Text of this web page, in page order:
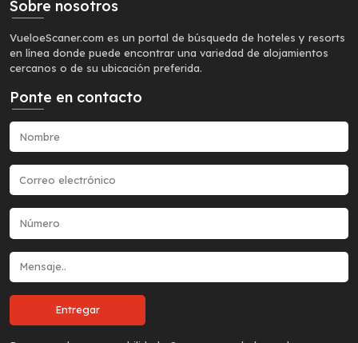
Sobre nosotros
VueloeScaner.com es un portal de búsqueda de hoteles y resorts
en línea donde puede encontrar una variedad de alojamientos
cercanos o de su ubicación preferida.
Ponte en contacto